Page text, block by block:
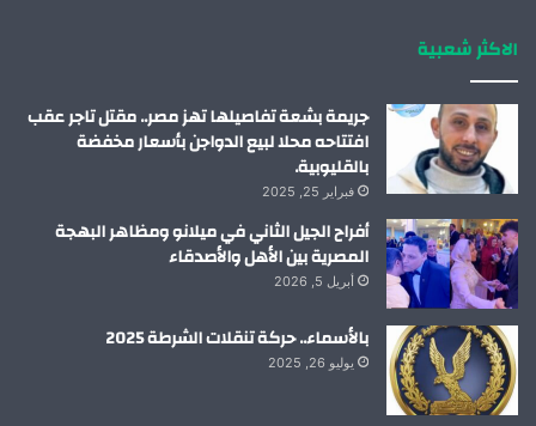
م
الاكثر شعبية
جريمة بشعة تفاصيلها تهز مصر.. مقتل تاجر عقب
افتتاحه محلا لبيع الدواجن بأسعار مخفضة
بالقليوبية.
فبراير 25, 2025
أفراح الجيل الثاني في ميلانو ومظاهر البهجة
المصرية بين الأهل والأصدقاء
أبريل 5, 2026
بالأسماء.. حركة تنقلات الشرطة 2025
يوليو 26, 2025